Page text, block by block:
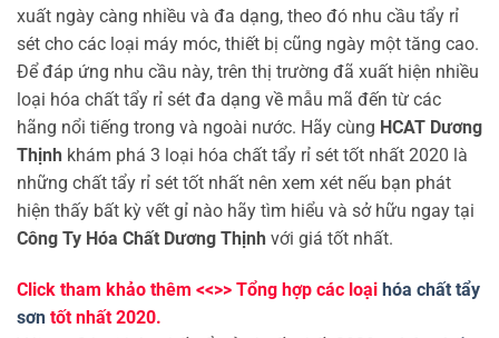
xuất ngày càng nhiều và đa dạng, theo đó nhu cầu tẩy rỉ
sét cho các loại máy móc, thiết bị cũng ngày một tăng cao.
Để đáp ứng nhu cầu này, trên thị trường đã xuất hiện nhiều
loại hóa chất tẩy rỉ sét đa dạng về mẫu mã đến từ các
hãng nổi tiếng trong và ngoài nước. Hãy cùng HCAT Dương
Thịnh khám phá 3 loại hóa chất tẩy rỉ sét tốt nhất 2020 là
những chất tẩy rỉ sét tốt nhất nên xem xét nếu bạn phát
hiện thấy bất kỳ vết gỉ nào hãy tìm hiểu và sở hữu ngay tại
Công Ty Hóa Chất Dương Thịnh với giá tốt nhất.
Click tham khảo thêm <<>> Tổng hợp các loại hóa chất tẩy
sơn tốt nhất 2020.